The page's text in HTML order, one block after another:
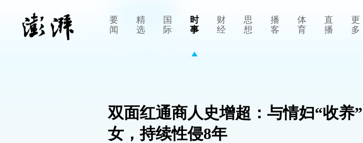
要
闻
精
选
国
际
时
事
财
经
思
想
播
客
体
育
直
播
更
多
双面红通商人史增超：与情妇“收养
女，持续性侵8年